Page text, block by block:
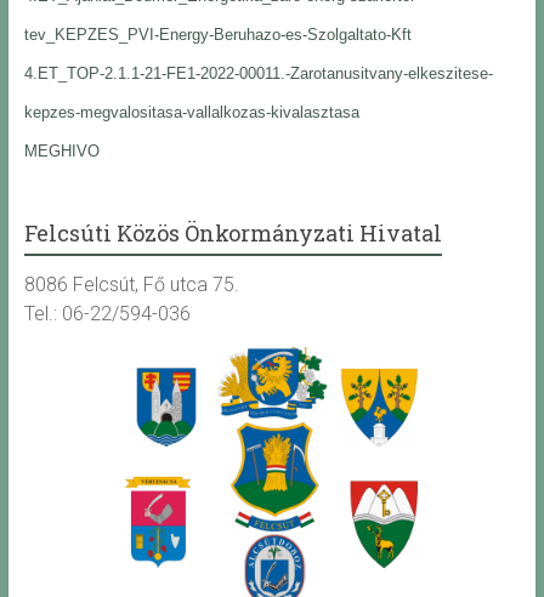
tev_KEPZES_PVI-Energy-Beruhazo-es-Szolgaltato-Kft
4.ET_TOP-2.1.1-21-FE1-2022-00011.-Zarotanusitvany-elkeszitese-
kepzes-megvalositasa-vallalkozas-kivalasztasa
MEGHIVO
Felcsúti Közös Önkormányzati Hivatal
8086 Felcsút, Fő utca 75.
Tel.: 06-22/594-036